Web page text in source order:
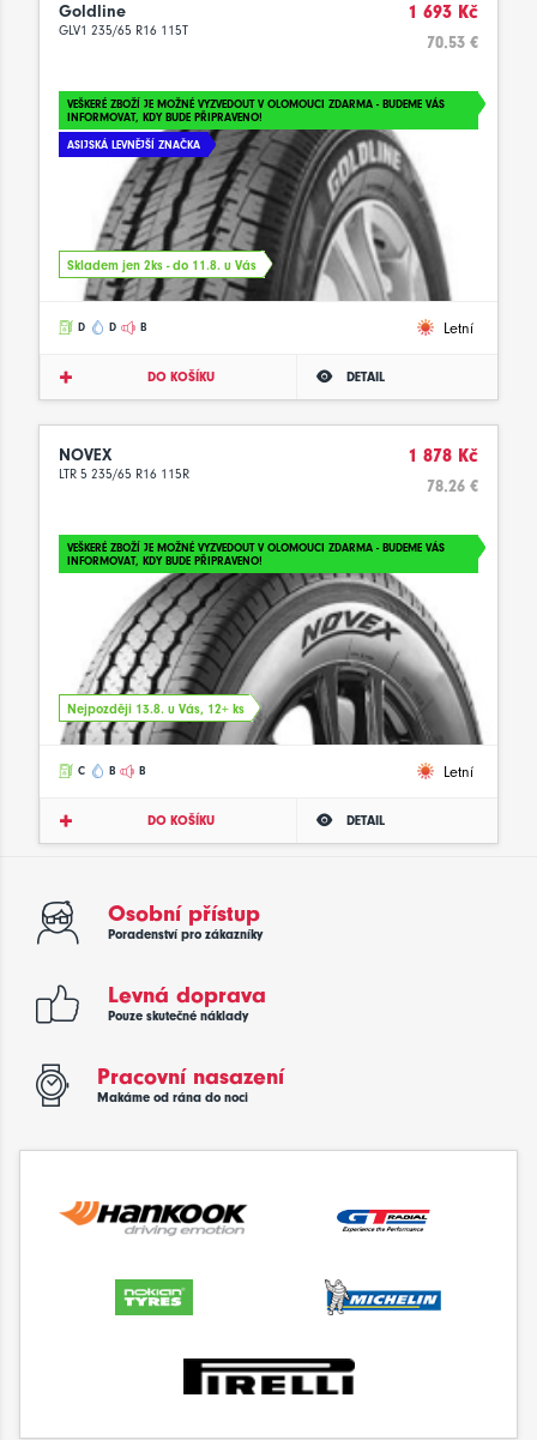
Goldline
GLV1 235/65 R16 115T
1 693 Kč
70.53 €
VEŠKERÉ ZBOŽÍ JE MOŽNÉ VYZVEDOUT V OLOMOUCI ZDARMA - BUDEME VÁS
INFORMOVAT, KDY BUDE PŘIPRAVENO!
ASIJSKÁ LEVNĚJŠÍ ZNAČKA
Skladem jen 2ks - do 11.8. u Vás
D D B Letní
DO KOŠÍKU DETAIL
NOVEX
LTR 5 235/65 R16 115R
1 878 Kč
78.26 €
VEŠKERÉ ZBOŽÍ JE MOŽNÉ VYZVEDOUT V OLOMOUCI ZDARMA - BUDEME VÁS
INFORMOVAT, KDY BUDE PŘIPRAVENO!
Nejpozději 13.8. u Vás, 12+ ks
C B B Letní
DO KOŠÍKU DETAIL
Osobní přístup
Poradenství pro zákazníky
Levná doprava
Pouze skutečné náklady
Pracovní nasazení
Makáme od rána do noci